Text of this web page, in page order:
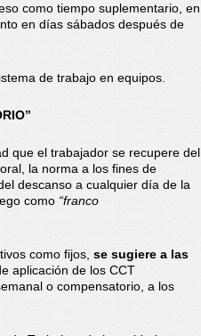
como tiempo suplementario, en
en días sábados después de
de trabajo en equipos.
que el trabajador se recupere del
la norma a los fines de
descanso a cualquier día de la
como “franco
como fijos, se sugiere a las
aplicación de los CCT
o compensatorio, a los